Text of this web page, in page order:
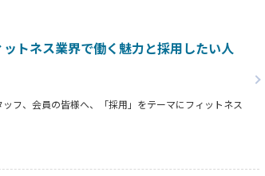
トネス業界で働く魅力と採用したい人
フ、会員の皆様へ、「採用」をテーマにフィットネス
の採用基準、実際に採用されたスタッフの皆様からは
やフィットネスについての魅力を語っていただきまし